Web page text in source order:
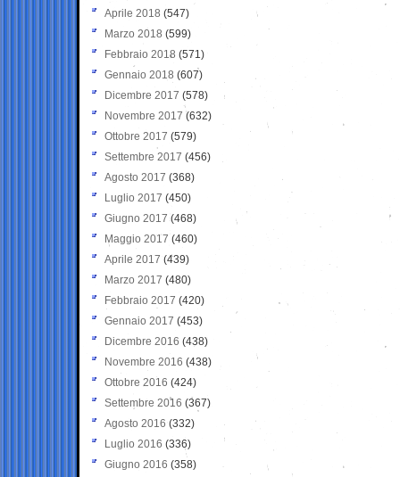
Aprile 2018 (547)
Marzo 2018 (599)
Febbraio 2018 (571)
Gennaio 2018 (607)
Dicembre 2017 (578)
Novembre 2017 (632)
Ottobre 2017 (579)
Settembre 2017 (456)
Agosto 2017 (368)
Luglio 2017 (450)
Giugno 2017 (468)
Maggio 2017 (460)
Aprile 2017 (439)
Marzo 2017 (480)
Febbraio 2017 (420)
Gennaio 2017 (453)
Dicembre 2016 (438)
Novembre 2016 (438)
Ottobre 2016 (424)
Settembre 2016 (367)
Agosto 2016 (332)
Luglio 2016 (336)
Giugno 2016 (358)